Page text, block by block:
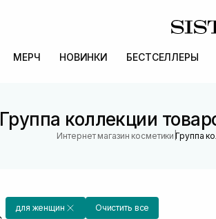
МЕРЧ НОВИНКИ БЕСТСЕЛЛЕРЫ
Группа коллекции
Интернет магазин косметики |Группа
для женщин Очистить все